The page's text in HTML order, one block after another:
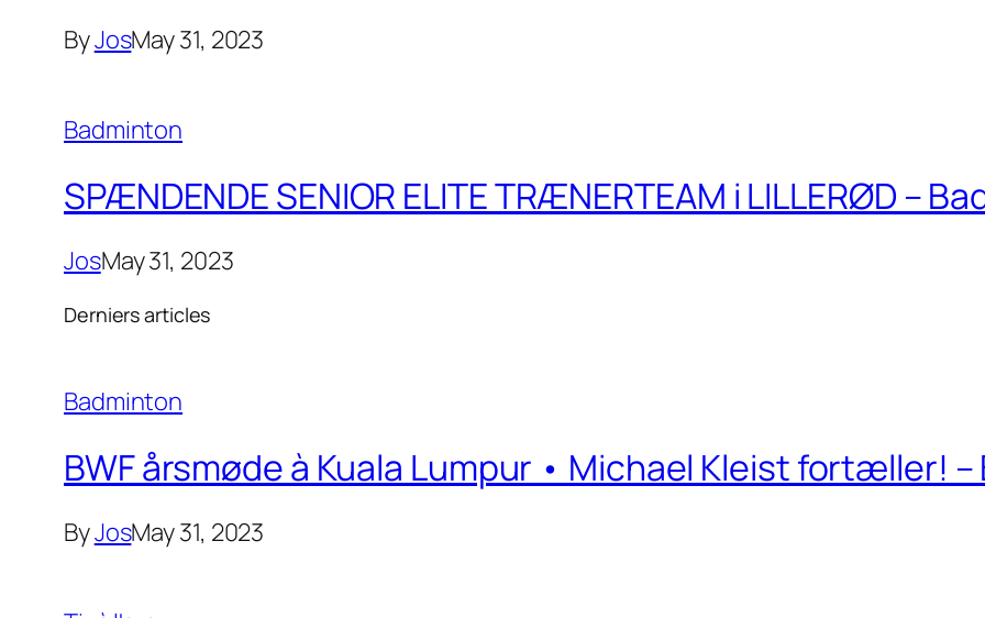
ByJosMay 31, 2023
Badminton
SPÆNDENDE SENIOR ELITE TRÆNERTEAM i LILLERØD –
JosMay 31, 2023
Derniers articles
Badminton
BWF årsmøde à Kuala Lumpur • Michael Kleist fortæller!
ByJosMay 31, 2023